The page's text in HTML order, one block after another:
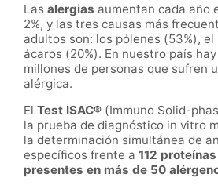
Las alergias aumentan cada año
2%, y las tres causas más
adultos son: los pólenes (53%), el
ácaros (20%). En nuestro país
millones de personas que sufren
alérgica.
El Test ISAC® (Immuno Solid-
la prueba de diagnóstico in vitro
la determinación simultánea de
específicos frente a 112
presentes en más de 50